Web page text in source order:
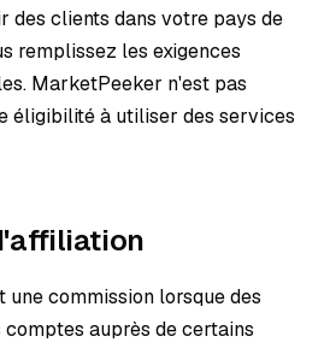
des clients dans votre pays de
remplissez les exigences
MarketPeeker n'est pas
éligibilité à utiliser des services
commission lorsque des
auprès de certains